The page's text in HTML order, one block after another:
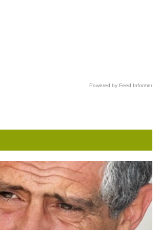
Powered by Feed Informer